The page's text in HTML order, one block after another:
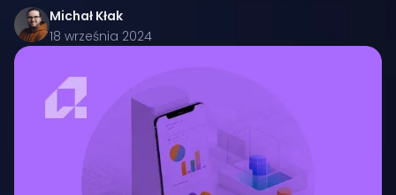
Michał Kłak
18 września 2024